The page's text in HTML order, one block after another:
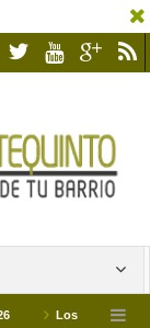
Los Campus de